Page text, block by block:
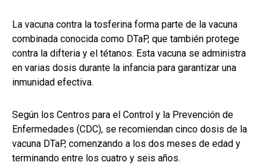
La vacuna contra la tosferina forma parte de la vacuna
combinada conocida como DTaP, que también protege
contra la difteria y el tétanos. Esta vacuna se administra
en varias dosis durante la infancia para garantizar una
inmunidad efectiva.
Según los Centros para el Control y la Prevención de
Enfermedades (CDC), se recomiendan cinco dosis de la
vacuna DTaP, comenzando a los dos meses de edad y
terminando entre los cuatro y seis años.